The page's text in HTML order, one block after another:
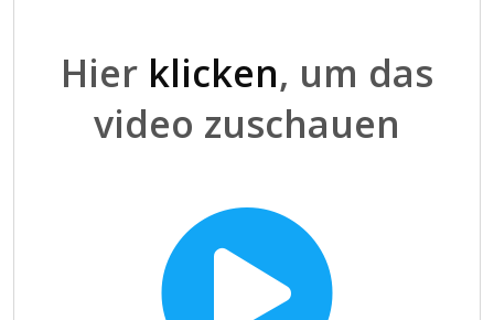
Hier klicken, um das
video zuschauen